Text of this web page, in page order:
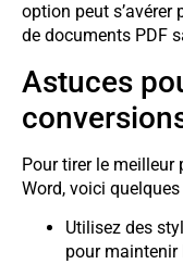
option peut s’avérer
de documents PDF
Astuces
Pour tirer le meilleur
Word, voici
Utilisez des
pour maintenir